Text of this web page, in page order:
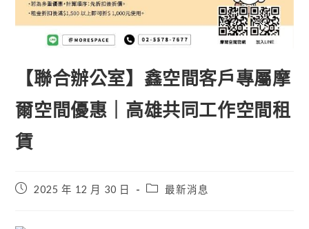
【聯合辦公室】鑫空間客戶專屬摩
爾空間優惠｜高雄共同工作空間租
賃
2025 年 12 月 30 日 最新消息